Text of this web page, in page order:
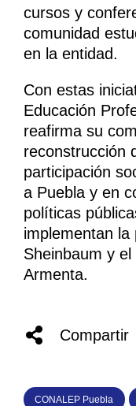
cursos y
comunidad
en la entidad.
Con estas
Educación
reafirma su
reconstrucción
participación
a Puebla y en
políticas
implementan la
Sheinbaum y
Armenta.
Compartir
CONALEP Puebla